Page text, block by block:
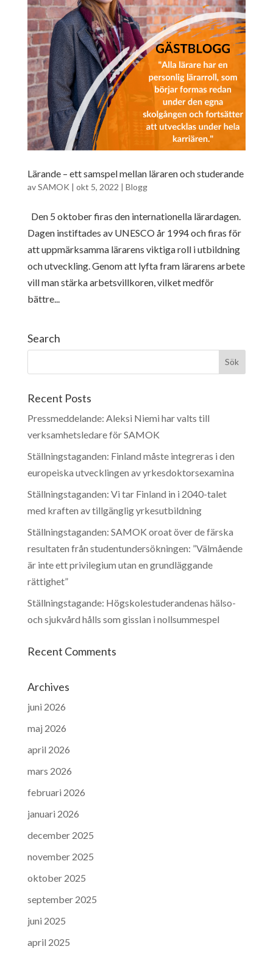
Lärande – ett samspel mellan läraren och studerande
avSAMOK | okt 5, 2022 | Blogg
Den 5 oktober firas den internationella lärardagen.
Dagen instiftades av UNESCO år 1994 och firas för
att uppmärksamma lärarens viktiga roll i utbildning
och utveckling. Genom att lyfta fram lärarens arbete
vill man stärka arbetsvillkoren, vilket medför
bättre...
Search
Recent Posts
Pressmeddelande: Aleksi Niemi har valts till
verksamhetsledare för SAMOK
Ställningstaganden: Finland måste integreras i den
europeiska utvecklingen av yrkesdoktorsexamina
Ställningstaganden: Vi tar Finland in i 2040-talet
med kraften av tillgänglig yrkesutbildning
Ställningstaganden: SAMOK oroat över de färska
resultaten från studentundersökningen: ”Välmående
är inte ett privilegium utan en grundläggande
rättighet”
Ställningstagande: Högskolestuderandenas hälso-
och sjukvård hålls som gisslan i nollsummespel
Recent Comments
Archives
juni 2026
maj 2026
april 2026
mars 2026
februari 2026
januari 2026
december 2025
november 2025
oktober 2025
september 2025
juni 2025
april 2025